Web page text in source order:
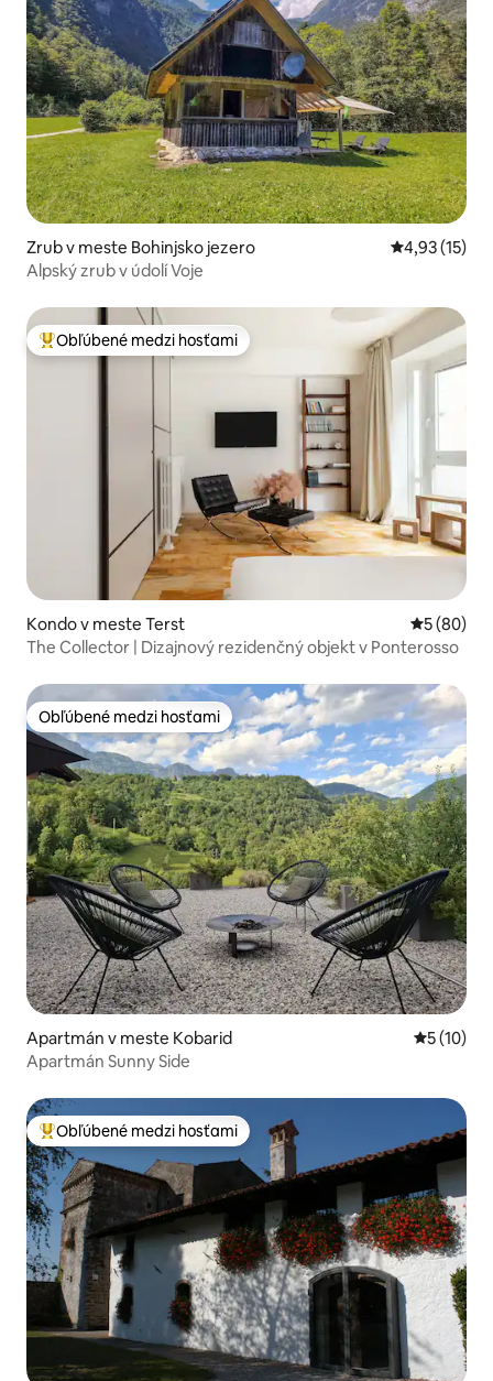
Zrub v meste Bohinjsko jezero Priemerné
4,93 (15)
Alpský zrub v údolí Voje
Najobľúbenejšie medzi hosťami
Obľúbené medzi hosťami
Kondo v meste Terst
5 (80)
The Collector | Dizajnový rezidenčný objekt v Ponterosso
Obľúbené medzi hosťami
Obľúbené medzi hosťami
Apartmán v meste Kobarid
5 (10)
Apartmán Sunny Side
Najobľúbenejšie medzi hosťami
Obľúbené medzi hosťami